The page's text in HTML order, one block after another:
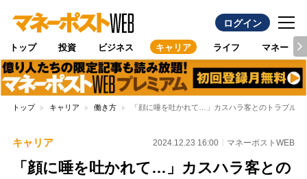
ログイン
トップ 投資 ビジネス キャリア ライフ マネー
トップ キャリア 働き方 「顔に唾を吐かれて…」カスハラ客とのトラブル
キャリア 2024.12.23 16:00 マネーポストWEB
「顔に唾を吐かれて…」カスハラ客との